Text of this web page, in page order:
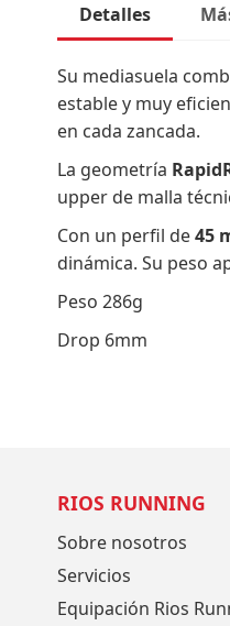
Detalles
Su mediasuela
estable y muy
en cada zancada.
La geometría
upper de malla
Con un perfil de45
dinámica. Su peso
Peso 286g
Drop 6mm
RIOS RUNNING
Sobre nosotros
Servicios
Equipación Rios